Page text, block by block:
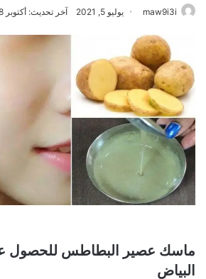
maw9i3i يوليو 5, 2021 آخر تحديث: أكتوبر 18, 2023
ماسك عصير البطاطس للحصول
البياض